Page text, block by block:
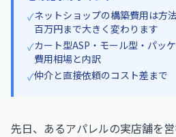
✓ネットショップの構築費用は方
百万円まで大きく変わります
✓カート型ASP・モール型・パッ
費用相場と内訳
✓仲介と直接依頼のコスト差まで
先日、あるアパレルの実店舗を